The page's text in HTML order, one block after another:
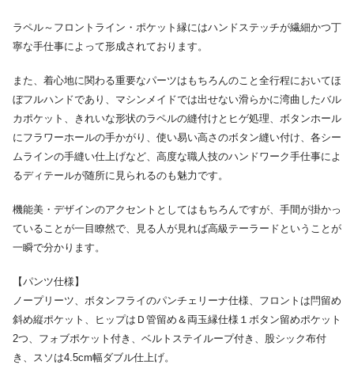
ラペル～フロントライン・ポケット縁にはハンドステッチが繊細かつ丁
寧な手仕事によって形成されております。
また、着心地に関わる重要なパーツはもちろんのこと全行程においてほ
ぼフルハンドであり、マシンメイドでは出せない滑らかに湾曲したバル
カポケット、きれいな形状のラペルの縫付けとヒゲ処理、ボタンホール
にフラワーホールの手かがり、使い易い高さのボタン縫い付け、各シー
ムラインの手縫い仕上げなど、高度な職人技のハンドワーク手仕事によ
るディテールが随所に見られるのも魅力です。
機能美・デザインのアクセントとしてはもちろんですが、手間が掛かっ
ていることが一目瞭然で、見る人が見れば高級テーラードということが
一瞬で分かります。
【パンツ仕様】
ノープリーツ、ボタンフライのパンチェリーナ仕様、フロントは閂留め
斜め縦ポケット、ヒップはＤ管留め＆両玉縁仕様１ボタン留めポケット
2つ、フォブポケット付き、ベルトステイループ付き、股シック布付
き、スソは4.5cm幅ダブル仕上げ。